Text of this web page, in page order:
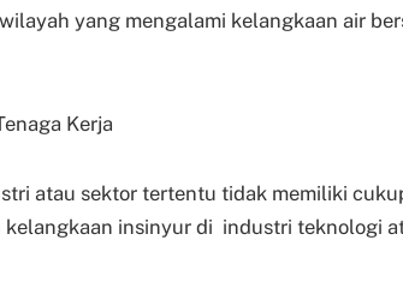
yang mengalami kelangkaan air
Kerja
atau sektor tertentu tidak memiliki
kelangkaan insinyur di industri teknologi